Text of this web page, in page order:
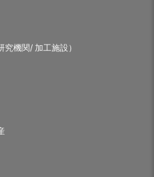
機関/ 加工施設）